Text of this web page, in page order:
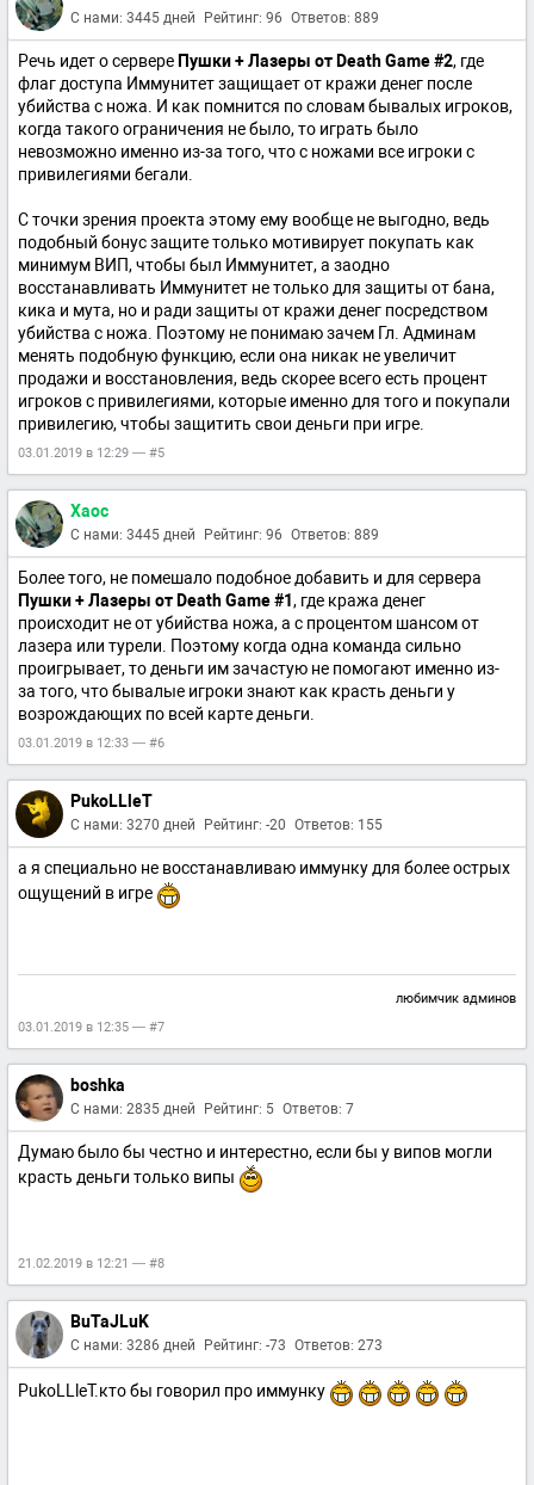
С нами: 3445 дней Рейтинг: 96 Ответов: 889
Речь идет о сервере Пушки + Лазеры от Death Game #2, где
флаг доступа Иммунитет защищает от кражи денег после
убийства с ножа. И как помнится по словам бывалых игроков,
когда такого ограничения не было, то играть было
невозможно именно из-за того, что с ножами все игроки с
привилегиями бегали.
С точки зрения проекта этому ему вообще не выгодно, ведь
подобный бонус защите только мотивирует покупать как
минимум ВИП, чтобы был Иммунитет, а заодно
восстанавливать Иммунитет не только для защиты от бана,
кика и мута, но и ради защиты от кражи денег посредством
убийства с ножа. Поэтому не понимаю зачем Гл. Админам
менять подобную функцию, если она никак не увеличит
продажи и восстановления, ведь скорее всего есть процент
игроков с привилегиями, которые именно для того и покупали
привилегию, чтобы защитить свои деньги при игре.
03.01.2019 в 12:29 — #5
Xaoc
С нами: 3445 дней Рейтинг: 96 Ответов: 889
Более того, не помешало подобное добавить и для сервера
Пушки + Лазеры от Death Game #1, где кража денег
происходит не от убийства ножа, а с процентом шансом от
лазера или турели. Поэтому когда одна команда сильно
проигрывает, то деньги им зачастую не помогают именно из-
за того, что бывалые игроки знают как красть деньги у
возрождающих по всей карте деньги.
03.01.2019 в 12:33 — #6
PukoLLleT
С нами: 3270 дней Рейтинг: -20 Ответов: 155
а я специально не восстанавливаю иммунку для более острых
ощущений в игре
любимчик админов
03.01.2019 в 12:35 — #7
boshka
С нами: 2835 дней Рейтинг: 5 Ответов: 7
Думаю было бы честно и интерестно, если бы у випов могли
красть деньги только випы
21.02.2019 в 12:21 — #8
BuTaJLuK
С нами: 3286 дней Рейтинг: -73 Ответов: 273
PukoLLleT.кто бы говорил про иммунку